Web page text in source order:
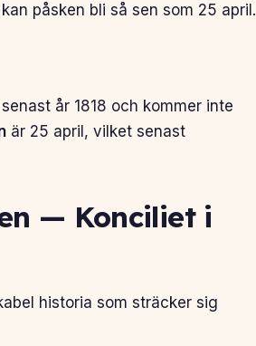
påsken bli så sen som 25 april.
år 1818 och kommer inte
är 25 april, vilket senast
— Konciliet i
historia som sträcker sig